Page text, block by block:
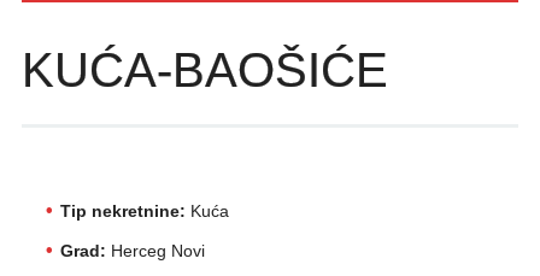
KUĆA-BAOŠIĆE
Tip nekretnine: Kuća
Grad: Herceg Novi